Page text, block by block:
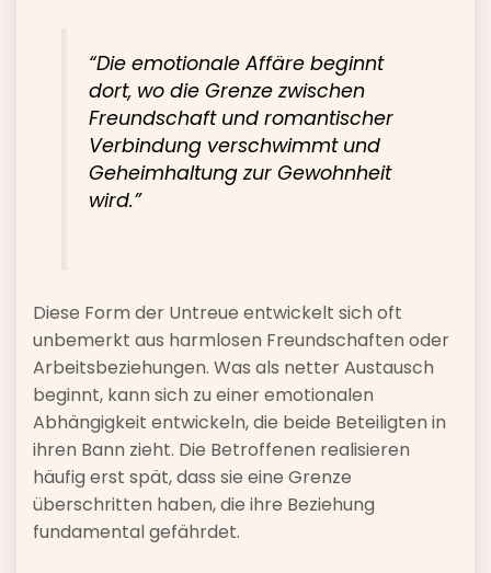
“Die emotionale Affäre beginnt
dort, wo die Grenze zwischen
Freundschaft und romantischer
Verbindung verschwimmt und
Geheimhaltung zur Gewohnheit
wird.”
Diese Form der Untreue entwickelt sich oft
unbemerkt aus harmlosen Freundschaften oder
Arbeitsbeziehungen. Was als netter Austausch
beginnt, kann sich zu einer emotionalen
Abhängigkeit entwickeln, die beide Beteiligten in
ihren Bann zieht. Die Betroffenen realisieren
häufig erst spät, dass sie eine Grenze
überschritten haben, die ihre Beziehung
fundamental gefährdet.